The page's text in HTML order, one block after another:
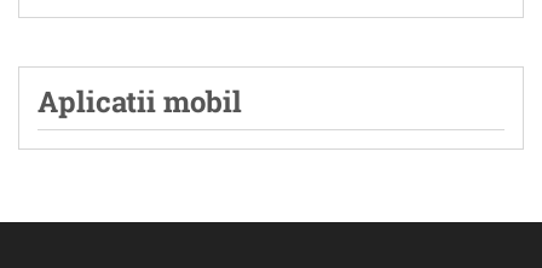
Aplicatii mobil